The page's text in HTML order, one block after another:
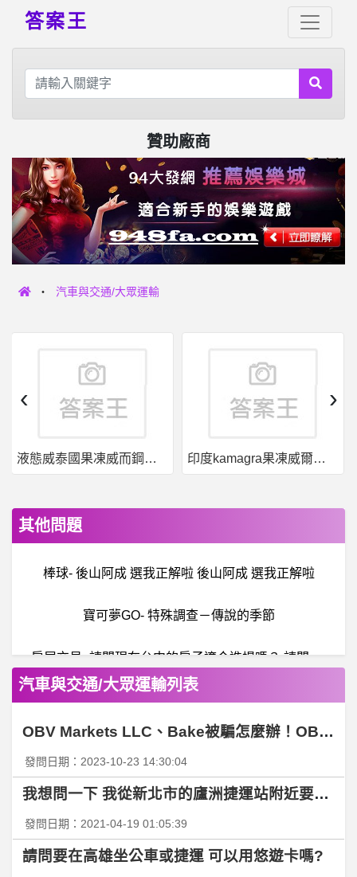
答案王
贊助廠商
汽車與交通/大眾運輸
液態威泰國果凍威而鋼哪裡買 印度kamagra果凍威爾剛用於治療男性勃起功能障礙
‹ ›
其他問題
棒球- 後山阿成 選我正解啦 後山阿成 選我正解啦
寶可夢GO- 特殊調查－傳說的季節
房
屋交易- 請問現在台中的房子適合進場嗎？ 請問現在台中的房子適合進場嗎？
B
aseballXXXX- 最佳DH＆內野數據 最佳DH＆內野數據
棒球- 成晉會裝兇嗎？ 成晉會裝兇嗎？
股票- 投顧收費行情 投顧收費行情
希
洽- 現在像神劍闖江湖的小薰掛掉的時候嗎? 現在像神劍闖江湖的小薰掛掉的時候嗎?
汽車與交通/大眾運輸列表
OBV Markets LLC、Bake被騙怎麼辦！OBV
發問日期：2023-10-23 14:30:04
我想問一下 我從新北市的廬洲捷運站附近要去淡
發問日期：2021-04-19 01:05:39
請問要在高雄坐公車或捷運 可以用悠遊卡嗎?